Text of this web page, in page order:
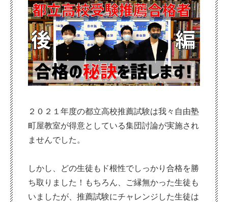
２０２１年度の都立高校推薦試験は我々自由塾
町屋教室が得意としている集団討論が実施され
ませんでした。
しかし、どの生徒もド根性でしっかり合格を勝
ち取りました！もちろん、ご縁無かった生徒も
いましたが、推薦試験にチャレンジした生徒は